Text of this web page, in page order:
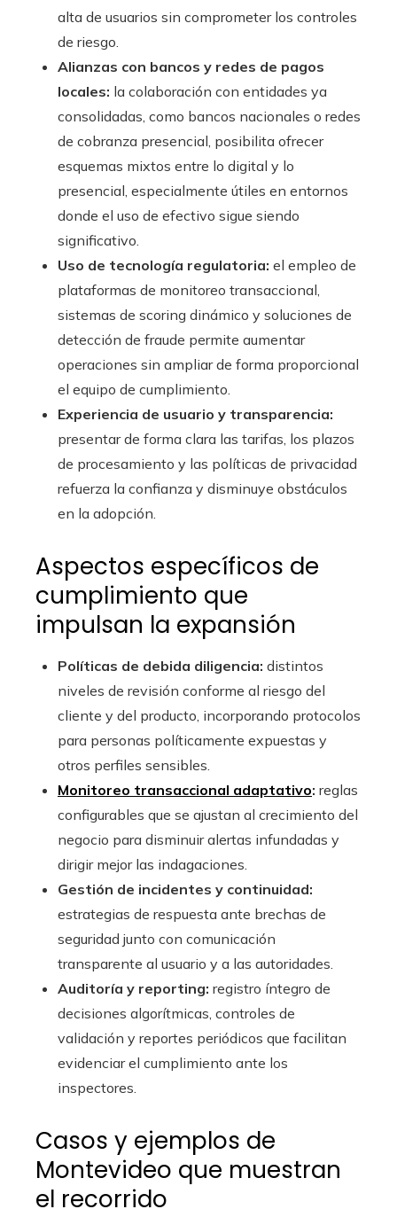
alta de usuarios sin comprometer los controles
de riesgo.
Alianzas con bancos y redes de pagos
locales: la colaboración con entidades ya
consolidadas, como bancos nacionales o redes
de cobranza presencial, posibilita ofrecer
esquemas mixtos entre lo digital y lo
presencial, especialmente útiles en entornos
donde el uso de efectivo sigue siendo
significativo.
Uso de tecnología regulatoria: el empleo de
plataformas de monitoreo transaccional,
sistemas de scoring dinámico y soluciones de
detección de fraude permite aumentar
operaciones sin ampliar de forma proporcional
el equipo de cumplimiento.
Experiencia de usuario y transparencia:
presentar de forma clara las tarifas, los plazos
de procesamiento y las políticas de privacidad
refuerza la confianza y disminuye obstáculos
en la adopción.
Aspectos específicos de
cumplimiento que
impulsan la expansión
Políticas de debida diligencia: distintos
niveles de revisión conforme al riesgo del
cliente y del producto, incorporando protocolos
para personas políticamente expuestas y
otros perfiles sensibles.
Monitoreo transaccional adaptativo: reglas
configurables que se ajustan al crecimiento del
negocio para disminuir alertas infundadas y
dirigir mejor las indagaciones.
Gestión de incidentes y continuidad:
estrategias de respuesta ante brechas de
seguridad junto con comunicación
transparente al usuario y a las autoridades.
Auditoría y reporting: registro íntegro de
decisiones algorítmicas, controles de
validación y reportes periódicos que facilitan
evidenciar el cumplimiento ante los
inspectores.
Casos y ejemplos de
Montevideo que muestran
el recorrido